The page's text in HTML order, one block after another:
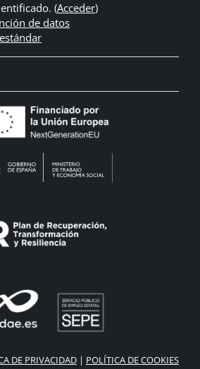
(Acceder)
de datos
DE PRIVACIDAD | POLÍTICA DE COOKIES